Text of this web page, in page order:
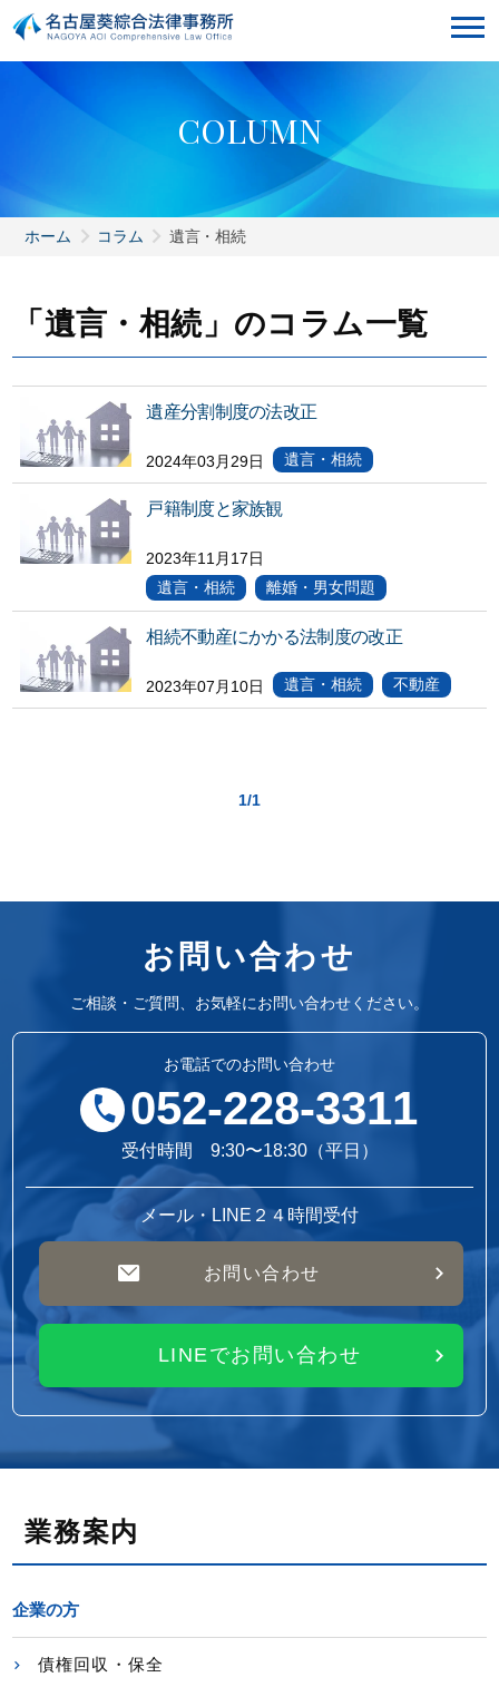
COLUMN
ホーム コラム 遺言・相続
「遺言・相続」のコラム一覧
遺産分割制度の法改正
2024年03月29日 遺言・相続
戸籍制度と家族観
2023年11月17日
遺言・相続
離婚・男女問題
相続不動産にかかる法制度の改正
2023年07月10日 遺言・相続 不動産
1/1
お問い合わせ
ご相談・ご質問、お気軽にお問い合わせください。
お電話でのお問い合わせ
052-228-3311
受付時間 9:30〜18:30（平日）
メール・LINE２４時間受付
お問い合わせ
LINEでお問い合わせ
業務案内
企業の方
債権回収・保全